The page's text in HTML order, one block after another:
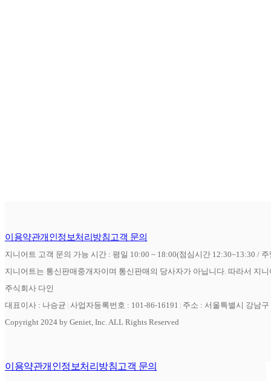
이용약관개인정보처리방침고객 문의
지니어트 고객 문의 가능 시간 : 평일 10:00 ~ 18:00(점심시간 12:30~13:30 /
지니어트는 통신판매중개자이며 통신판매의 당사자가 아닙니다. 따라서 지
주식회사 다인
대표이사 : 나승균 사업자등록번호 : 101-86-16191
주소 : 서울특별시 강남
Copyright 2024 by Geniet, Inc. ALL Rights Reserved
이용약관개인정보처리방침고객 문의